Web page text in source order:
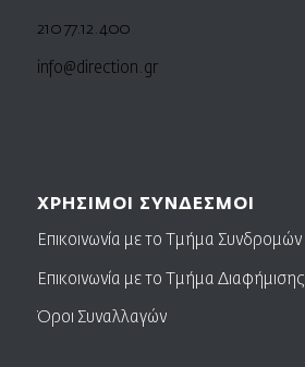
210 77.12.400
info@direction.gr
ΧΡΗΣΙΜΟΙ ΣΥΝΔΕΣΜΟΙ
Επικοινωνία με το Τμήμα Συνδρομών
Επικοινωνία με το Τμήμα Διαφήμισης
Όροι Συναλλαγών